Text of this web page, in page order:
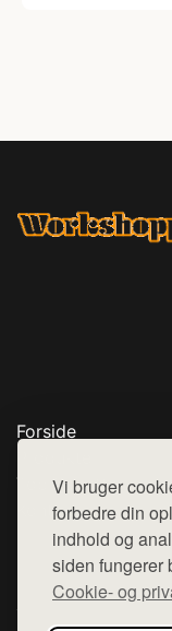
Vi bruger
forbedre din
indhold og
siden fungerer
Cookie- og
Forside
Top Rabatter
Kontakt